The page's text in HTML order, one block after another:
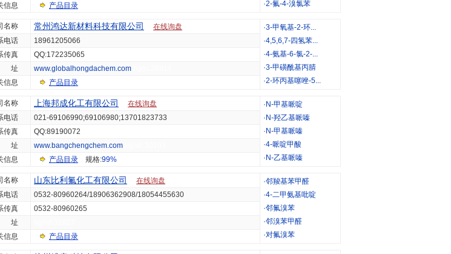
·2-氟-4-溴氯苯
信息
产品目录
名称 常州鸿达新材料科技有限公司 在线询盘 ·3-甲氧基-2-环...
·4,5,6,7-四氢苯...
·4-氨基-6-氯-2-...
·3-甲磺酰基丙腈
·2-环丙基噻唑-5...
电话
18961205066
传真
QQ:172235065
址
www.globalhongdachem.com
信息
产品目录
名称 上海邦成化工有限公司 在线询盘 · N-甲基哌啶
· N-羟乙基哌嗪
· N-甲基哌嗪
·4-哌啶甲酸
· N-乙基哌嗪
电话
021-69106990;69106980;13701823733
传真
QQ:89190072
址
www.bangchengchem.com
信息
产品目录 规格:99%
名称 山东比利氟化工有限公司 在线询盘 ·邻羧基苯甲醛
·4-二甲氨基吡啶
·邻氟溴苯
·邻溴苯甲醛
·对氟溴苯
电话
0532-80960264/18906362908/18054455630
传真
0532-80960265
址
信息
产品目录